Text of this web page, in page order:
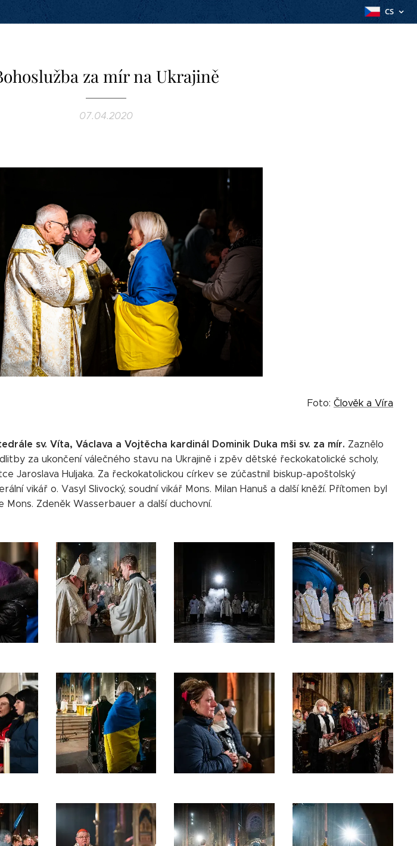
CS
za mír na Ukrajině
07.04.2020
Foto: Člověk a Víra
sv. Víta, Václava a Vojtěcha kardinál Dominik Duka mši sv. za mír. Zaznělo
za ukončení válečného stavu na Ukrajině i zpěv dětské řeckokatolické scholy,
Jaroslava Huljaka. Za řeckokatolickou církev se zúčastnil biskup-apoštolský
vikář o. Vasyl Slivocký, soudní vikář Mons. Milan Hanuš a další kněží. Přítomen byl
Zdeněk Wasserbauer a další duchovní.